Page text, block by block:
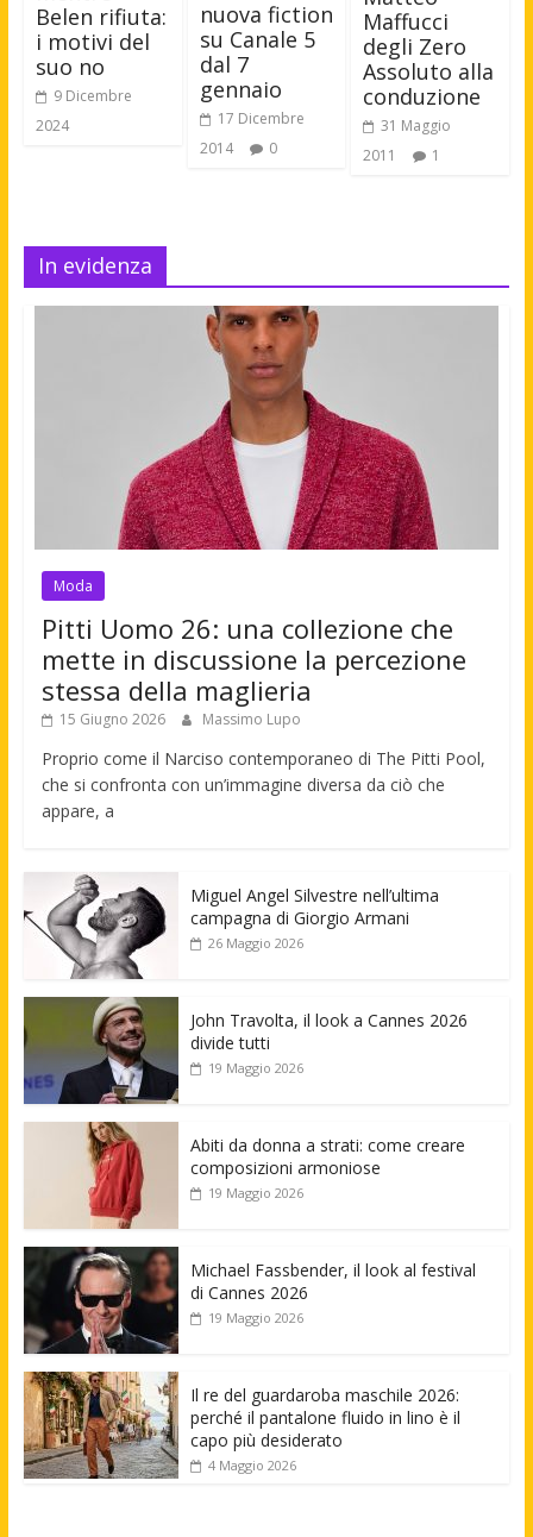
Belen rifiuta:
i motivi del
suo no
9 Dicembre
2024
nuova fiction
su Canale 5
dal 7
gennaio
17 Dicembre
2014
0
Maffucci
degli Zero
Assoluto alla
conduzione
31 Maggio
2011
1
In evidenza
Moda
Pitti Uomo 26: una collezione che
mette in discussione la percezione
stessa della maglieria
15 Giugno 2026 Massimo Lupo
Proprio come il Narciso contemporaneo di The Pitti Pool,
che si confronta con un’immagine diversa da ciò che
appare, a
Miguel Angel Silvestre nell’ultima
campagna di Giorgio Armani
26 Maggio 2026
John Travolta, il look a Cannes 2026
divide tutti
19 Maggio 2026
Abiti da donna a strati: come creare
composizioni armoniose
19 Maggio 2026
Michael Fassbender, il look al festival
di Cannes 2026
19 Maggio 2026
Il re del guardaroba maschile 2026:
perché il pantalone fluido in lino è il
capo più desiderato
4 Maggio 2026